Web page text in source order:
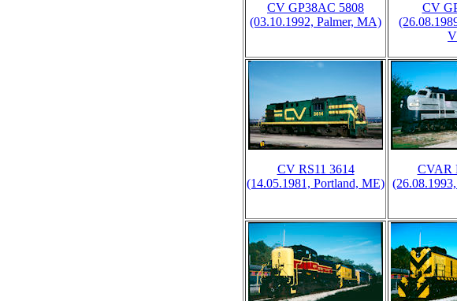
CV GP38AC 5808
(03.10.1992, Palmer, MA)
CV
CV RS11 3614
(14.05.1981, Portland, ME)
CVAR